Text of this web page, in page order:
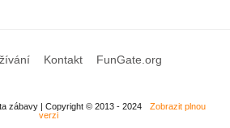
Kontakt FunGate.org
zábavy | Copyright © 2013 - 2024
Zobrazit plnou
verzi